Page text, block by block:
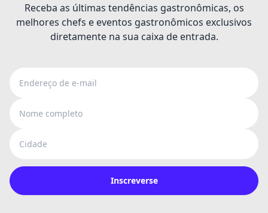
Receba as últimas tendências gastronômicas, os
melhores chefs e eventos gastronômicos exclusivos
diretamente na sua caixa de entrada.
Inscreverse